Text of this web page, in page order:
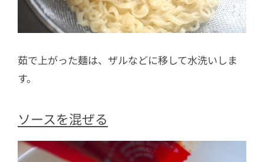
茹で上がった麺は、ザルなどに移して水洗いしま
す。
ソースを混ぜる